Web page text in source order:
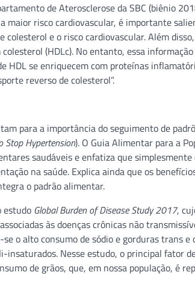
de Aterosclerose da SBC (biênio
maior risco cardiovascular, é importante
e o risco cardiovascular. Além
(HDLc). No entanto, essa
HDL se enriquecem com proteínas
reverso de colesterol”.
para a importância do seguimento de
Stop Hypertension). O Guia Alimentar para a
saudáveis e enfatiza que
na saúde. Explica ainda que os
o padrão alimentar.
estudo Global Burden of Disease Study 2017,
às doenças crônicas não
o alto consumo de sódio e gorduras trans e
Nesse estudo, o principal fator
de grãos, que, em nossa população, é